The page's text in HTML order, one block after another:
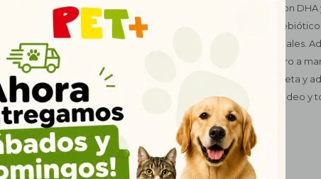
necesaria para un crecimiento óptimo. Enriquecido con DHA
durante las primeras etapas de vida. Su fórmula incluye
saludable y optimizan la absorción de nutrientes esenciales.
que fortalecen el sistema inmunológico, ayudando al cachorro a
de razas pequeñas que necesitan una nutrición completa y
Presentación: Bolsa de 2,5 kg. Entrega rápida en Montevideo y